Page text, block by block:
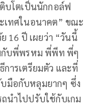
บโตเป็นนักกอล์ฟ
เทศในอนาคต” ขณะ
16 ปี เผยว่า “วันนี้
กับพี่พรหม พี่พีท พี่ๆ
ารเตรียมตัว และที่
มือกับหลุมยากๆ ซึ่ง
นำไปปรับใช้กับเกม